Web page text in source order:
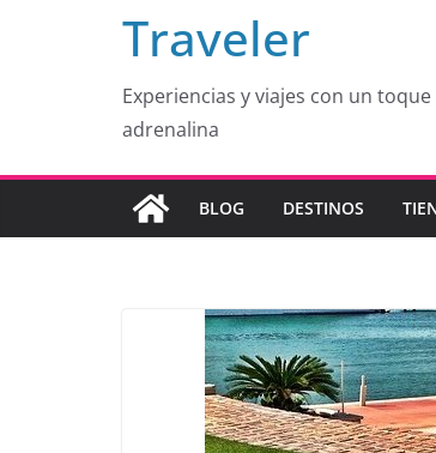
Traveler
Experiencias y viajes con un toque
adrenalina
BLOG DESTINOS